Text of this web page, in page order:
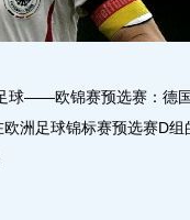
球――欧锦赛预选赛：德
洲足球锦标赛预选赛D